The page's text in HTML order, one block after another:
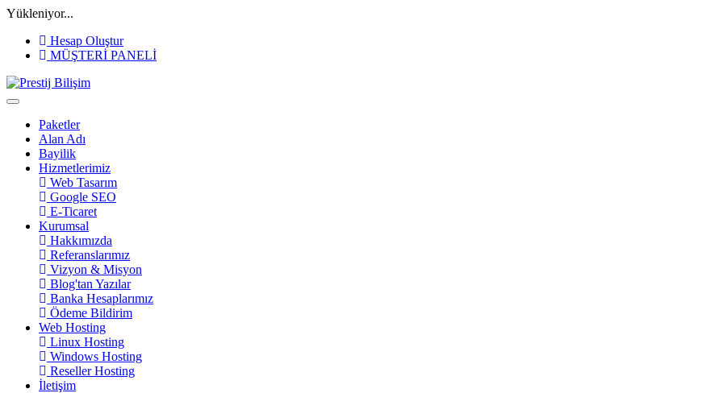
Yükleniyor...
Hesap Oluştur
MÜŞTERİ PANELİ
Paketler
Alan Adı
Bayilik
Hizmetlerimiz
Web Tasarım
Google SEO
E-Ticaret
Kurumsal
Hakkımızda
Referanslarımız
Vizyon & Misyon
Blog'tan Yazılar
Banka Hesaplarımız
Ödeme Bildirim
Web Hosting
Linux Hosting
Windows Hosting
Reseller Hosting
İletişim